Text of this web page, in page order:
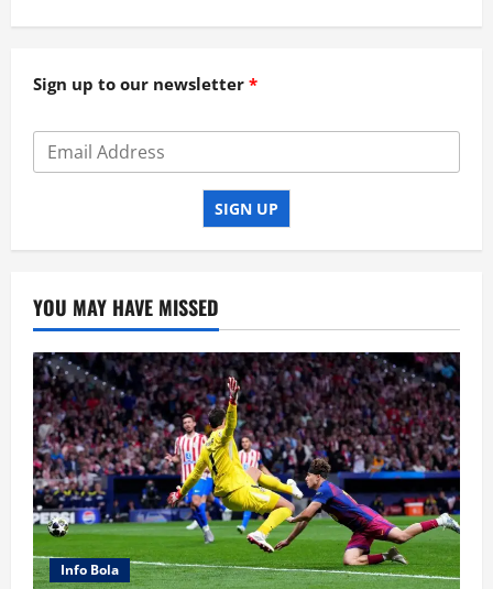
Sign up to our newsletter
SIGN UP
YOU MAY HAVE MISSED
Info Bola